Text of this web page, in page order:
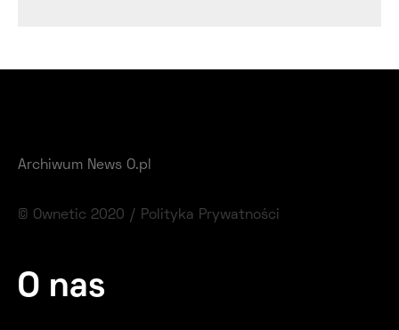
Archiwum News O.pl
© Ownetic 2020 / Polityka Prywatności
O nas